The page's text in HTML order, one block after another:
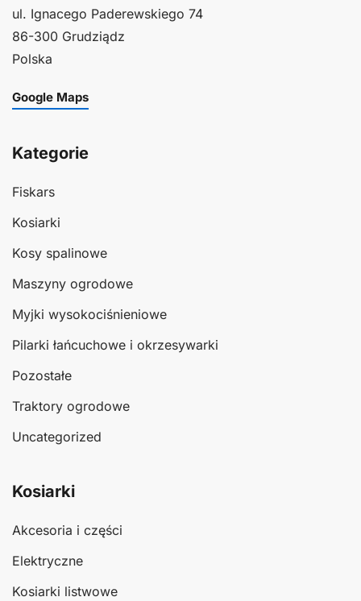
ul. Ignacego Paderewskiego 74
86-300 Grudziądz
Polska
Google Maps
Kategorie
Fiskars
Kosiarki
Kosy spalinowe
Maszyny ogrodowe
Myjki wysokociśnieniowe
Pilarki łańcuchowe i okrzesywarki
Pozostałe
Traktory ogrodowe
Uncategorized
Kosiarki
Akcesoria i części
Elektryczne
Kosiarki listwowe